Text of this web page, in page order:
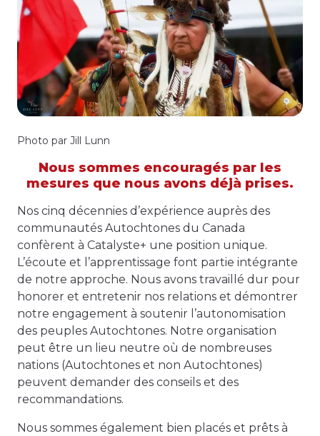
Photo par Jill Lunn
Nous sommes encouragés par les
mesures que nous avons déjà prises.
Nos cinq décennies d’expérience auprès des
communautés Autochtones du Canada
confèrent à Catalyste+ une position unique.
L’écoute et l’apprentissage font partie intégrante
de notre approche. Nous avons travaillé dur pour
honorer et entretenir nos relations et démontrer
notre engagement à soutenir l’autonomisation
des peuples Autochtones. Notre organisation
peut être un lieu neutre où de nombreuses
nations (Autochtones et non Autochtones)
peuvent demander des conseils et des
recommandations.
Nous sommes également bien placés et prêts à